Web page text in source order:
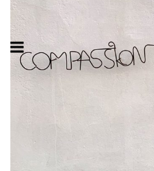
IMPRESSUM
Björn Nonhoff /